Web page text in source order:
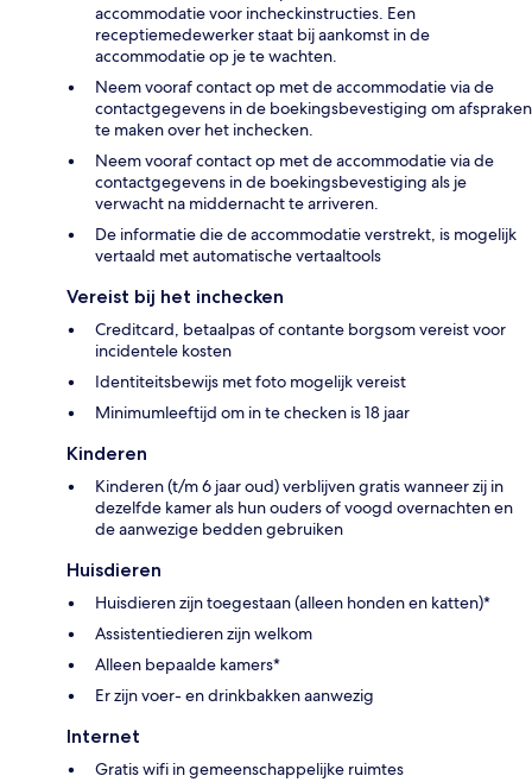
accommodatie voor incheckinstructies. Een
receptiemedewerker staat bij aankomst in de
accommodatie op je te wachten.
Neem vooraf contact op met de accommodatie via de
contactgegevens in de boekingsbevestiging om afspraken
te maken over het inchecken.
Neem vooraf contact op met de accommodatie via de
contactgegevens in de boekingsbevestiging als je
verwacht na middernacht te arriveren.
De informatie die de accommodatie verstrekt, is mogelijk
vertaald met automatische vertaaltools
Vereist bij het inchecken
Creditcard, betaalpas of contante borgsom vereist voor
incidentele kosten
Identiteitsbewijs met foto mogelijk vereist
Minimumleeftijd om in te checken is 18 jaar
Kinderen
Kinderen (t/m 6 jaar oud) verblijven gratis wanneer zij in
dezelfde kamer als hun ouders of voogd overnachten en
de aanwezige bedden gebruiken
Huisdieren
Huisdieren zijn toegestaan (alleen honden en katten)*
Assistentiedieren zijn welkom
Alleen bepaalde kamers*
Er zijn voer- en drinkbakken aanwezig
Internet
Gratis wifi in gemeenschappelijke ruimtes